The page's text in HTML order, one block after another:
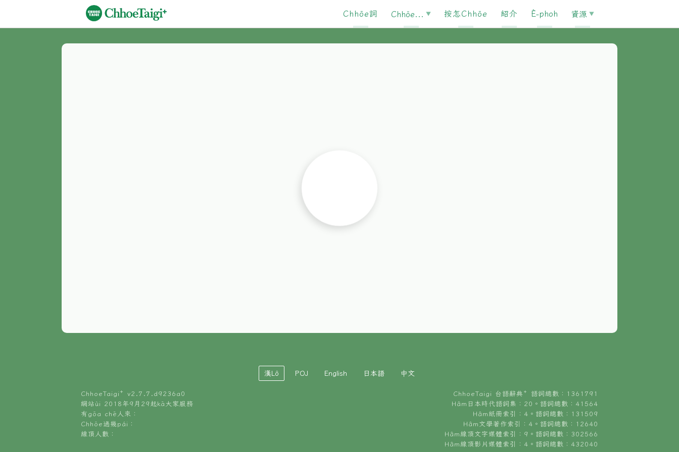
Chhōe詞 Chhōe... 按怎Chhōe 紹介 È-phoh 資源
漢Lô POJ English 日本語 中文
ChhoeTaigi⁺ v2.7.7.d9236a0
網站ùi 2018年9月29起kā大家服務
有gōa chē人來：
Chhōe過幾pái：
線頂人數：
ChhoeTaigi 台語辭典⁺ 語詞總數：1361791
Hâm日本時代語詞集：20。語詞總數：41564
Hâm紙冊索引：4。語詞總數：131509
Hâm文學著作索引：4。語詞總數：12640
Hâm線頂文字媒體索引：9。語詞總數：302566
Hâm線頂影片媒體索引：4。語詞總數：432040